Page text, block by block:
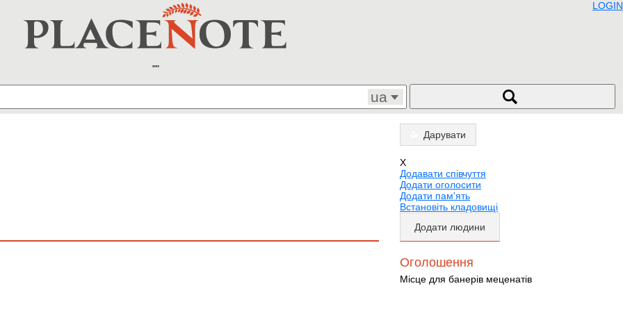
LOGIN
ua
Дарувати
X
Додавати співчуття
Додати оголосити
Додати пам'ять
Встановіть кладовищі
Додати людини
Оголошення
Місце для банерів меценатів